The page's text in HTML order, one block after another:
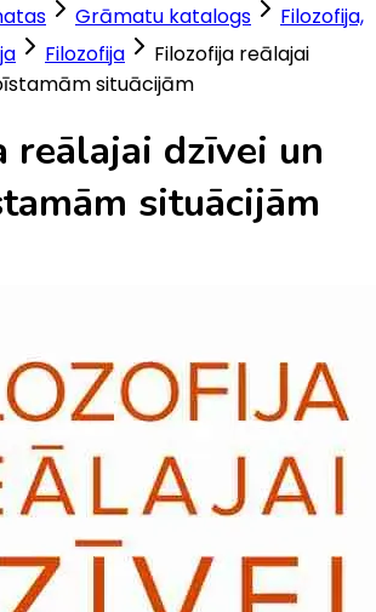
Grāmatu katalogs
Filozofija,
Filozofija
Filozofija reālajai
situācijām
reālajai dzīvei un
situācijām